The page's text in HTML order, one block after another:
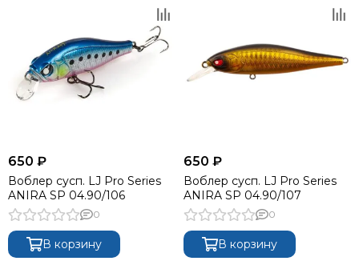
650 ₽
Воблер сусп. LJ Pro Series
ANIRA SP 04.90/106
0
В корзину
650 ₽
Воблер сусп. LJ Pro Series
ANIRA SP 04.90/107
0
В корзину